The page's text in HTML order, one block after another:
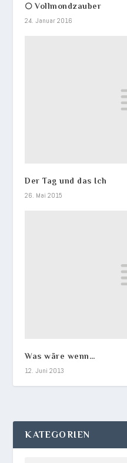
🌕 Vollmondzauber
24. Januar 2016
Der Tag und das Ich
26. Mai 2015
Was wäre wenn…
12. Juni 2013
KATEGORIEN